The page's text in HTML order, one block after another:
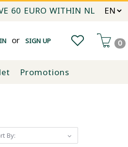
60 EURO WITHIN NL
or SIGN UP 0
Promotions
By: